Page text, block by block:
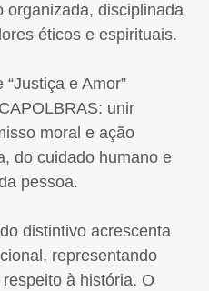
organizada, disciplinada
éticos e espirituais.
“Justiça e Amor”
unir
moral e ação
do cuidado humano e
pessoa.
distintivo acrescenta
representando
à história. O